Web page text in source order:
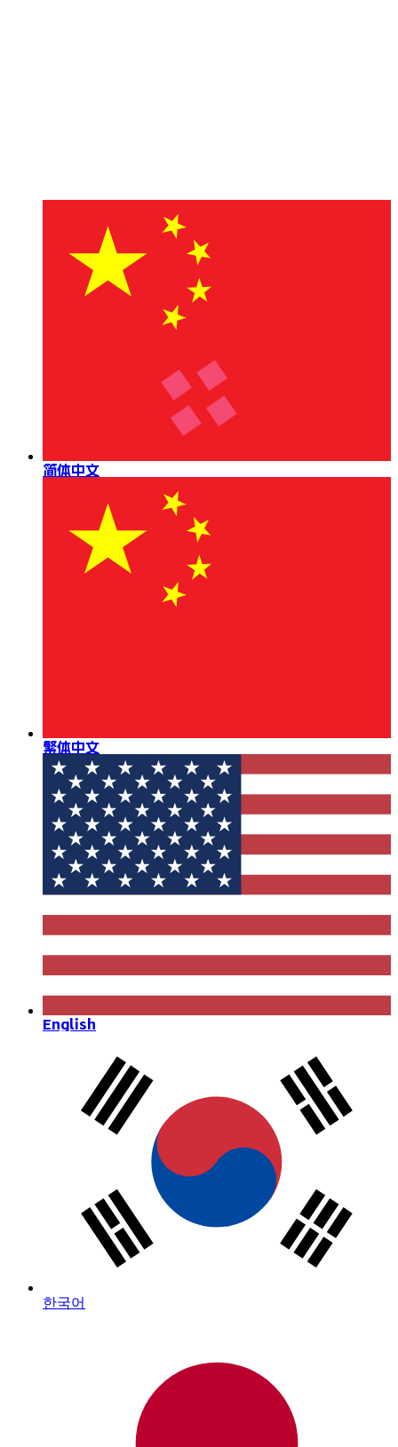
简体中文
繁体中文
English
한국어